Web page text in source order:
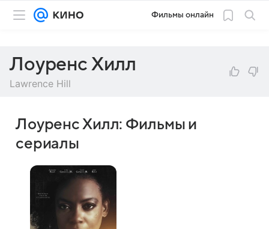
Фильмы онлайн
Лоуренс Хилл
Lawrence Hill
Лоуренс Хилл: Фильмы и
сериалы